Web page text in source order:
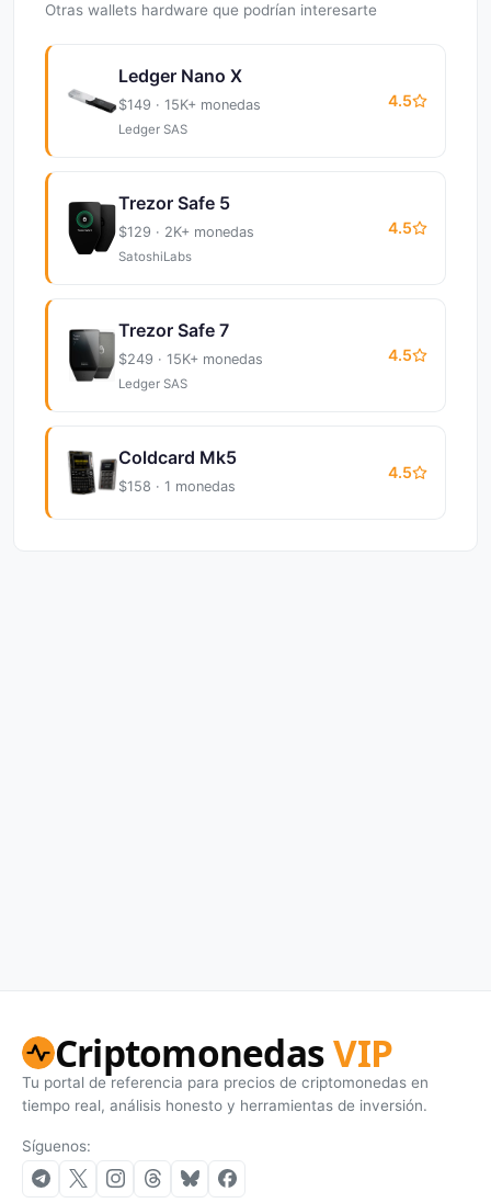
Otras wallets hardware que podrían interesarte
Ledger Nano X
$149 · 15K+ monedas
Ledger SAS
4.5
Trezor Safe 5
$129 · 2K+ monedas
SatoshiLabs
4.5
Trezor Safe 7
$249 · 15K+ monedas
Ledger SAS
4.5
Coldcard Mk5
$158 · 1 monedas
4.5
CriptomonedasVIP
Tu portal de referencia para precios de criptomonedas en
tiempo real, análisis honesto y herramientas de inversión.
Síguenos: